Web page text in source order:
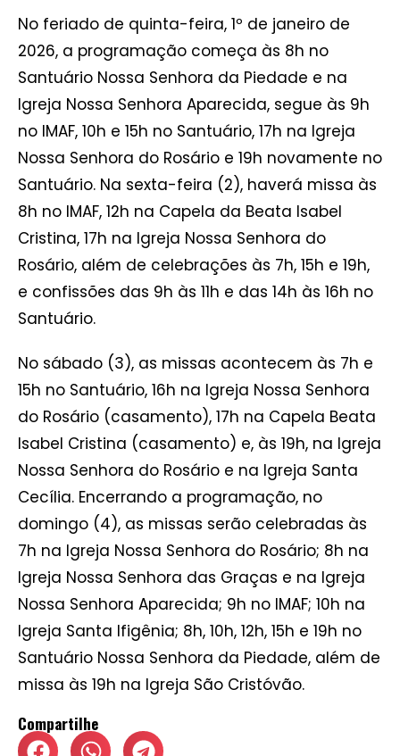
No feriado de quinta-feira, 1º de janeiro de
2026, a programação começa às 8h no
Santuário Nossa Senhora da Piedade e na
Igreja Nossa Senhora Aparecida, segue às 9h
no IMAF, 10h e 15h no Santuário, 17h na Igreja
Nossa Senhora do Rosário e 19h novamente no
Santuário. Na sexta-feira (2), haverá missa às
8h no IMAF, 12h na Capela da Beata Isabel
Cristina, 17h na Igreja Nossa Senhora do
Rosário, além de celebrações às 7h, 15h e 19h,
e confissões das 9h às 11h e das 14h às 16h no
Santuário.
No sábado (3), as missas acontecem às 7h e
15h no Santuário, 16h na Igreja Nossa Senhora
do Rosário (casamento), 17h na Capela Beata
Isabel Cristina (casamento) e, às 19h, na Igreja
Nossa Senhora do Rosário e na Igreja Santa
Cecília. Encerrando a programação, no
domingo (4), as missas serão celebradas às
7h na Igreja Nossa Senhora do Rosário; 8h na
Igreja Nossa Senhora das Graças e na Igreja
Nossa Senhora Aparecida; 9h no IMAF; 10h na
Igreja Santa Ifigênia; 8h, 10h, 12h, 15h e 19h no
Santuário Nossa Senhora da Piedade, além de
missa às 19h na Igreja São Cristóvão.
Compartilhe